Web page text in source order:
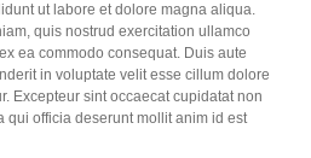
ut labore et dolore magna aliqua.
quis nostrud exercitation ullamco
ea commodo consequat. Duis aute
in voluptate velit esse cillum dolore
Excepteur sint occaecat cupidatat non
qui officia deserunt mollit anim id est